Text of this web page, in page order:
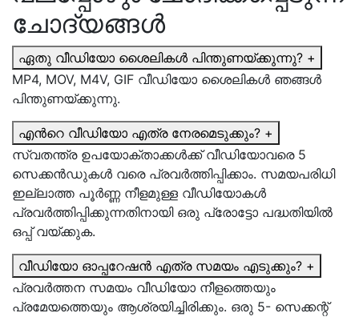
ചോദ്യങ്ങൾ
ഏതു വീഡിയോ ശൈലികൾ പിന്തുണയ്‌ക്കുന്നു? +
MP4, MOV, M4V, GIF വീഡിയോ ശൈലികള്‍ ഞങ്ങള്‍
പിന്തുണയ്ക്കുന്നു.
എന്‍റെ വീഡിയോ എത്ര നേരമെടുക്കും? +
സ്വതന്ത്ര ഉപയോക്താക്കള്‍ക്ക് വീഡിയോവരെ 5
സെക്കന്‍ഡുകള്‍ വരെ പ്രവര്‍ത്തിപ്പിക്കാം. സമയപരിധി
ഇല്ലാത്ത പൂര്‍ണ്ണ നീളമുള്ള വീഡിയോകള്‍
പ്രവര്‍ത്തിപ്പിക്കുന്നതിനായി ഒരു പ്രോട്ടോ പദ്ധതിയില്‍
ഒപ്പ് വയ്ക്കുക.
വീഡിയോ ഓപ്പറേഷന്‍ എത്ര സമയം എടുക്കും? +
പ്രവര്‍ത്തന സമയം വീഡിയോ നീളത്തെയും
പ്രമേയത്തെയും ആശ്രയിച്ചിരിക്കും. ഒരു 5- സെക്കന്റ്